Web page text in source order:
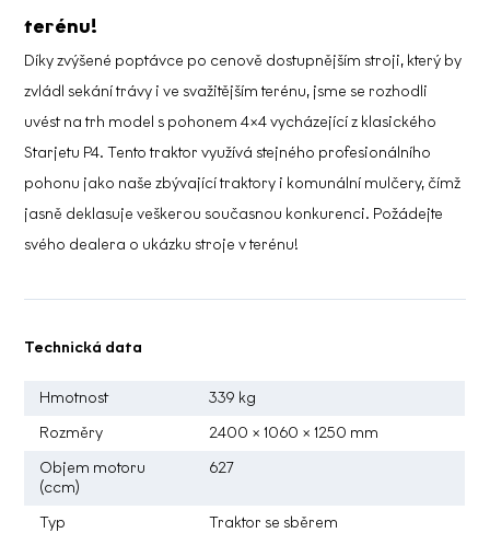
terénu!
Díky zvýšené poptávce po cenově dostupnějším stroji, který by
zvládl sekání trávy i ve svažitějším terénu, jsme se rozhodli
uvést na trh model s pohonem 4×4 vycházející z klasického
Starjetu P4. Tento traktor využívá stejného profesionálního
pohonu jako naše zbývající traktory i komunální mulčery, čímž
jasně deklasuje veškerou současnou konkurenci. Požádejte
svého dealera o ukázku stroje v terénu!
Technická data
Hmotnost
339 kg
Rozměry
2400 × 1060 × 1250 mm
Objem motoru
(ccm)
627
Typ
Traktor se sběrem